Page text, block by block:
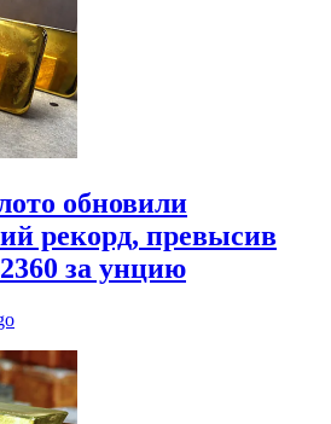
обновили
рекорд, превысив
за унцию